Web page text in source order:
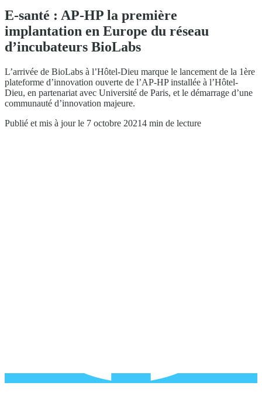
E-santé : AP-HP la première
implantation en Europe du réseau
d’incubateurs BioLabs
L’arrivée de BioLabs à l’Hôtel-Dieu marque le lancement de la 1ère
plateforme d’innovation ouverte de l’AP-HP installée à l’Hôtel-
Dieu, en partenariat avec Université de Paris, et le démarrage d’une
communauté d’innovation majeure.
Publié et mis à jour le 7 octobre 20214 min de lecture